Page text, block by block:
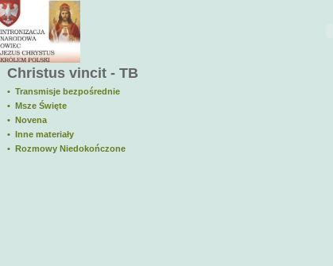
Christus vincit - ТВ
• Transmisje bezpośrednie
• Msze Święte
• Novena
• Inne materiały
• Rozmowy Niedokończone